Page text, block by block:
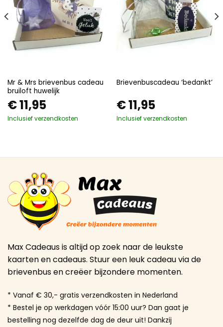
Mr & Mrs brievenbus cadeau
bruiloft huwelijk
€11,95
Inclusief verzendkosten
Brievenbuscadeau ‘bedankt’
€11,95
Inclusief verzendkosten
Max Cadeaus is altijd op zoek naar de leukste
kaarten en cadeaus. Stuur een leuk cadeau via de
brievenbus en creëer bijzondere momenten.
* Vanaf € 30,- gratis verzendkosten in Nederland
* Bestel je op werkdagen vóór 15:00 uur? Dan gaat je
bestelling nog dezelfde dag de deur uit! Dankzij